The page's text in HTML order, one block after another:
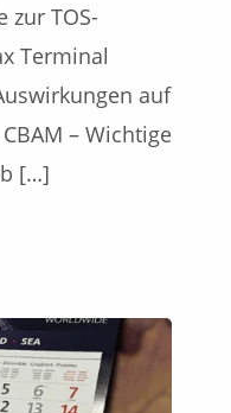
zur TOS-
Terminal
auf
– Wichtige
[…]